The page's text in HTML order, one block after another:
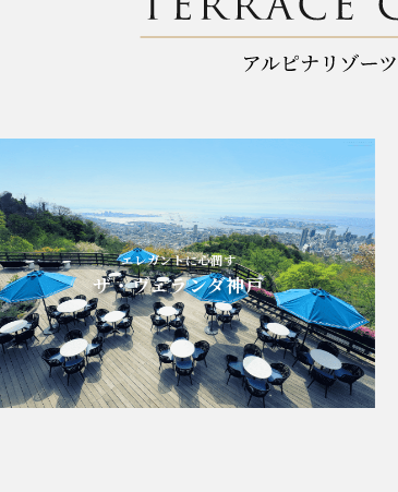
エレガントに心潤す
ザ・ヴェランダ神戸